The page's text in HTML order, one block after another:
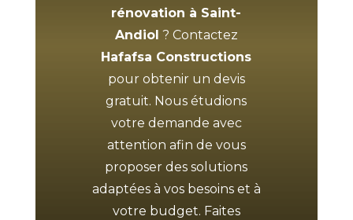
rénovation à Saint-
Andiol ? Contactez
Hafafsa Constructions
pour obtenir un devis
gratuit. Nous étudions
votre demande avec
attention afin de vous
proposer des solutions
adaptées à vos besoins et à
votre budget. Faites